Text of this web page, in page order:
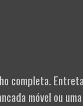
completa.
móvel ou